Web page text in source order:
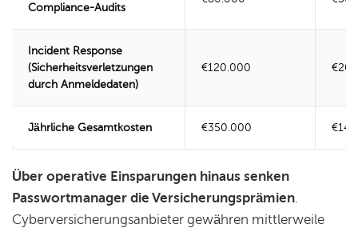
Compliance-Audits
Incident Response
(Sicherheitsverletzungen
durch Anmeldedaten)
€120.000
Jährliche Gesamtkosten €350.000
Über operative Einsparungen hinaus senken
Passwortmanager die Versicherungsprämien.
Cyberversicherungsanbieter gewähren mittlerweile